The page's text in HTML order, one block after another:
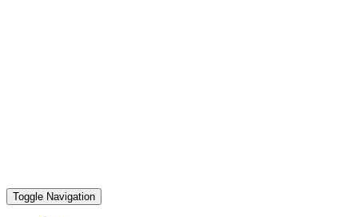
Toggle Navigation